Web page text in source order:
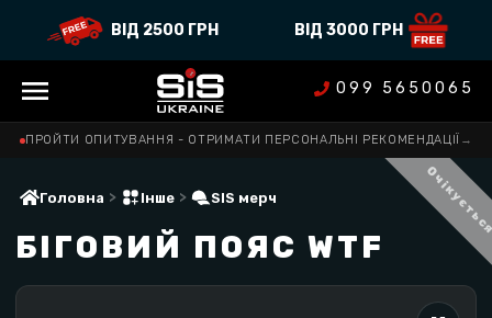
ВІД 2500 ГРН ВІД 3000 ГРН
099 5650065
ПРОЙТИ ОПИТУВАННЯ - ОТРИМАТИ ПЕРСОНАЛЬНІ РЕКОМЕНДАЦІЇ →
Головна > Інше > SIS мерч
БІГОВИЙ ПОЯС WTF